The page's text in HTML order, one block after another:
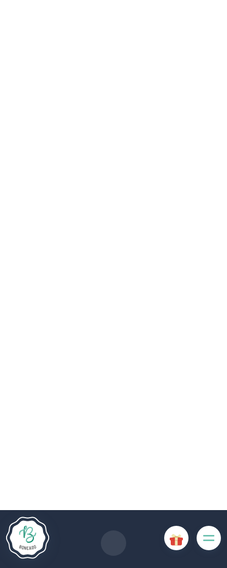
Internet et, s'ils sont désactivés, provoquent une dégradation
de l'expérience utilisateur ou désactivent certaines
fonctionnalités du site. D'autres cookies sont utilisés à des
fins d'analyse ou de marketing.
Accepter les cookies
Gérer les cookies